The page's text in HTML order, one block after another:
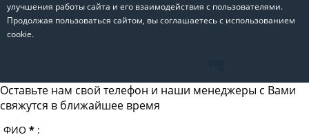
улучшения работы сайта и его взаимодействия с пользователями.
Продолжая пользоваться сайтом, вы соглашаетесь с использованием
cookie.
Оставьте нам свой телефон и наши менеджеры с Вами
свяжутся в ближайшее время
ФИО * :